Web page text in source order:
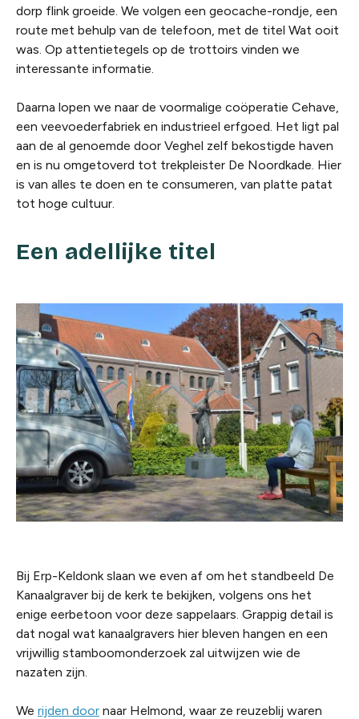
dorp flink groeide. We volgen een geocache-rondje, een
route met behulp van de telefoon, met de titel Wat ooit
was. Op attentietegels op de trottoirs vinden we
interessante informatie.
Daarna lopen we naar de voormalige coöperatie Cehave,
een veevoederfabriek en industrieel erfgoed. Het ligt pal
aan de al genoemde door Veghel zelf bekostigde haven
en is nu omgetoverd tot trekpleister De Noordkade. Hier
is van alles te doen en te consumeren, van platte patat
tot hoge cultuur.
Een adellijke titel
Bij Erp-Keldonk slaan we even af om het standbeeld De
Kanaalgraver bij de kerk te bekijken, volgens ons het
enige eerbetoon voor deze sappelaars. Grappig detail is
dat nogal wat kanaalgravers hier bleven hangen en een
vrijwillig stamboomonderzoek zal uitwijzen wie de
nazaten zijn.
We rijden door naar Helmond, waar ze reuzeblij waren